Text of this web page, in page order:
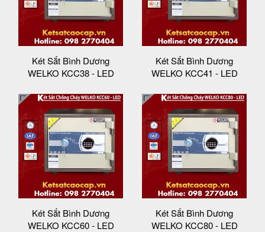
Két Sắt Bình Dương
WELKO KCC38 - LED
Két Sắt Bình Dương
WELKO KCC41 - LED
Két Sắt Bình Dương
WELKO KCC60 - LED
Két Sắt Bình Dương
WELKO KCC80 - LED